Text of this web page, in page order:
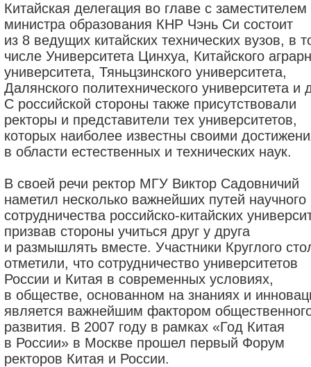
Китайская делегация во главе с заместителем
министра образования КНР Чэнь Си состоит
из 8 ведущих китайских технических вузов, в
числе Университета Цинхуа, Китайского
университета, Тяньцзинского университета,
Далянского политехнического университета и
С российской стороны также присутствовали
ректоры и представители тех университетов,
которых наиболее известны своими
в области естественных и технических наук.
В своей речи ректор МГУ Виктор Садовничий
наметил несколько важнейших путей научного
сотрудничества российско-китайских
призвав стороны учиться друг у друга
и размышлять вместе. Участники Круглого
отметили, что сотрудничество университетов
России и Китая в современных условиях,
в обществе, основанном на знаниях и
является важнейшим фактором
развития. В 2007 году в рамках «Год Китая
в России» в Москве прошел первый Форум
ректоров Китая и России.